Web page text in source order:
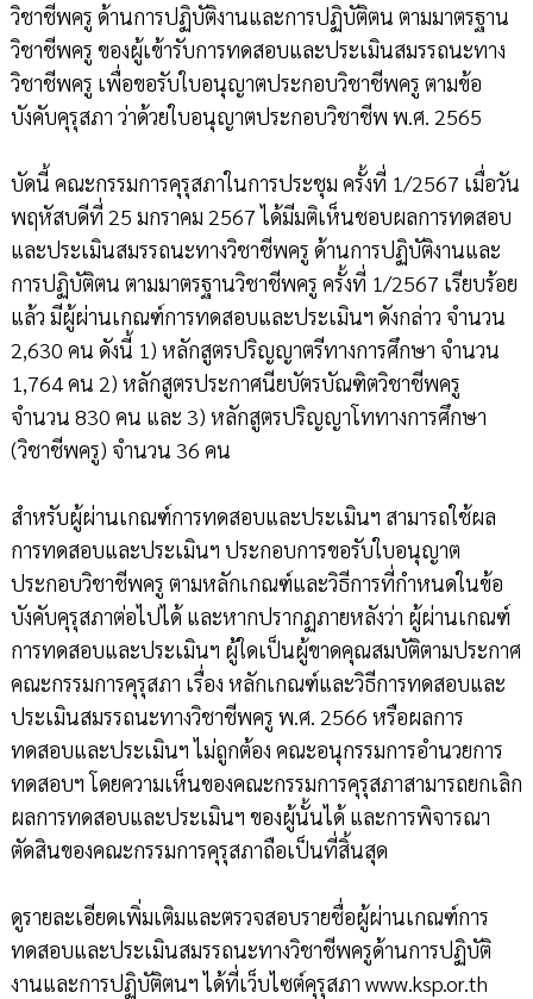
วิชาชีพครู ด้านการปฏิบัติงานและการปฏิบัติตน ตามมาตรฐาน
วิชาชีพครู ของผู้เข้ารับการทดสอบและประเมินสมรรถนะทาง
วิชาชีพครู เพื่อขอรับใบอนุญาตประกอบวิชาชีพครู ตามข้อ
บังคับคุรุสภา ว่าด้วยใบอนุญาตประกอบวิชาชีพ พ.ศ. 2565
บัดนี้ คณะกรรมการคุรุสภาในการประชุม ครั้งที่ 1/2567 เมื่อวัน
พฤหัสบดีที่ 25 มกราคม 2567 ได้มีมติเห็นชอบผลการทดสอบ
และประเมินสมรรถนะทางวิชาชีพครู ด้านการปฏิบัติงานและ
การปฏิบัติตน ตามมาตรฐานวิชาชีพครู ครั้งที่ 1/2567 เรียบร้อย
แล้ว มีผู้ผ่านเกณฑ์การทดสอบและประเมินฯ ดังกล่าว จำนวน
2,630 คน ดังนี้ 1) หลักสูตรปริญญาตรีทางการศึกษา จำนวน
1,764 คน 2) หลักสูตรประกาศนียบัตรบัณฑิตวิชาชีพครู
จำนวน 830 คน และ 3) หลักสูตรปริญญาโททางการศึกษา
(วิชาชีพครู) จำนวน 36 คน
สำหรับผู้ผ่านเกณฑ์การทดสอบและประเมินฯ สามารถใช้ผล
การทดสอบและประเมินฯ ประกอบการขอรับใบอนุญาต
ประกอบวิชาชีพครู ตามหลักเกณฑ์และวิธีการที่กำหนดในข้อ
บังคับคุรุสภาต่อไปได้ และหากปรากฏภายหลังว่า ผู้ผ่านเกณฑ์
การทดสอบและประเมินฯ ผู้ใดเป็นผู้ขาดคุณสมบัติตามประกาศ
คณะกรรมการคุรุสภา เรื่อง หลักเกณฑ์และวิธีการทดสอบและ
ประเมินสมรรถนะทางวิชาชีพครู พ.ศ. 2566 หรือผลการ
ทดสอบและประเมินฯ ไม่ถูกต้อง คณะอนุกรรมการอำนวยการ
ทดสอบฯ โดยความเห็นของคณะกรรมการคุรุสภาสามารถยกเลิก
ผลการทดสอบและประเมินฯ ของผู้นั้นได้ และการพิจารณา
ตัดสินของคณะกรรมการคุรุสภาถือเป็นที่สิ้นสุด
ดูรายละเอียดเพิ่มเติมและตรวจสอบรายชื่อผู้ผ่านเกณฑ์การ
ทดสอบและประเมินสมรรถนะทางวิชาชีพครูด้านการปฏิบัติ
งานและการปฏิบัติตนฯ ได้ที่เว็บไซต์คุรุสภา www.ksp.or.th